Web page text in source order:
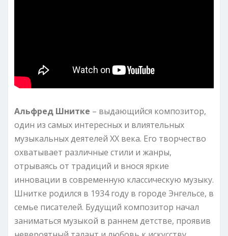
Альфред Шнитке – выдающийся композитор,
один из самых интересных и влиятельных
музыкальных деятелей ХХ века. Его творчество
охватывает различные стили и жанры,
отрываясь от традиций и внося яркие
инновации в современную классическую музыку.
Шнитке родился в 1934 году в городе Энгельсе, в
семье писателей. Будущий композитор начал
заниматься музыкой в раннем детстве, проявив